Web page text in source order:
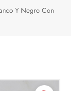
Y Negro Con